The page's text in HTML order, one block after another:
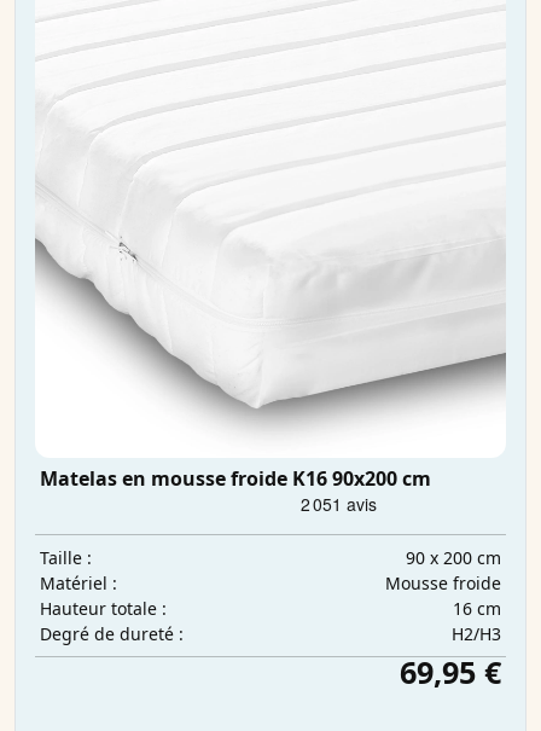
Matelas en mousse froide K16 90x200 cm
Taille :
90 x 200 cm
Matériel :
Mousse froide
Hauteur totale :
16 cm
Degré de dureté :
H2/H3
69,95 €